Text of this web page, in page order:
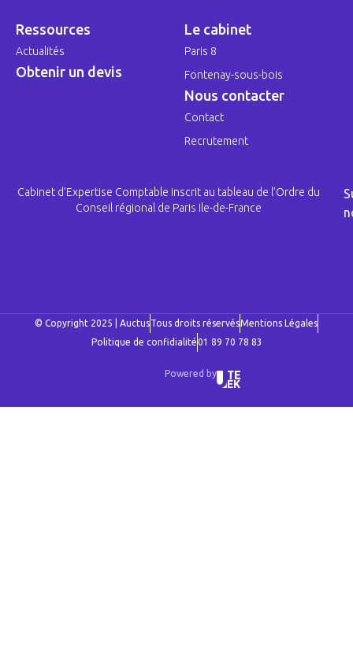
Ressources
Actualités
Obtenir un devis
Le cabinet
Paris 8
Fontenay-sous-bois
Nous contacter
Contact
Recrutement
Cabinet d’Expertise Comptable inscrit au tableau de l’Ordre du
Conseil régional de Paris Ile-de-France
© Copyright 2025 | AuctusTous droits réservésMentions Légales
Politique de confidialité01 89 70 78 83
Powered by